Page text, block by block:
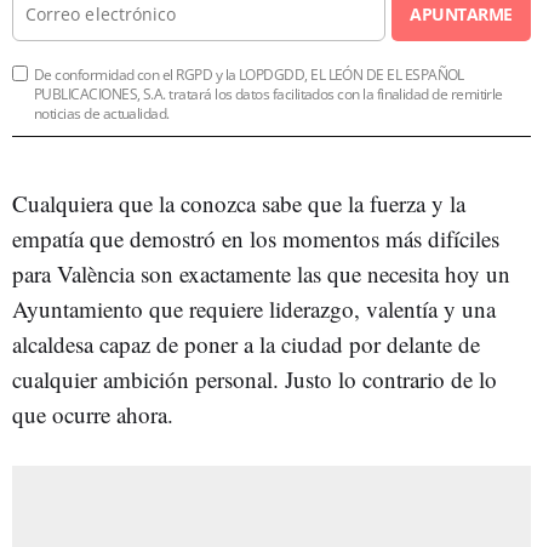
APUNTARME
De conformidad con el RGPD y la LOPDGDD, EL LEÓN DE EL ESPAÑOL
PUBLICACIONES, S.A. tratará los datos facilitados con la finalidad de remitirle
noticias de actualidad.
Cualquiera que la conozca sabe que la fuerza y la
empatía que demostró en los momentos más difíciles
para València son exactamente las que necesita hoy un
Ayuntamiento que requiere liderazgo, valentía y una
alcaldesa capaz de poner a la ciudad por delante de
cualquier ambición personal. Justo lo contrario de lo
que ocurre ahora.